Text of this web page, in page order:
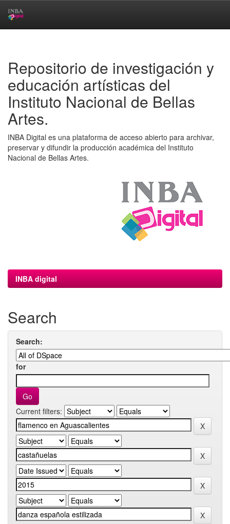
Repositorio de investigación y
educación artísticas del
Instituto Nacional de Bellas
Artes.
INBA Digital es una plataforma de acceso abierto para archivar,
preservar y difundir la producción académica del Instituto
Nacional de Bellas Artes.
INBA digital
Search
Search:
for
Current filters: